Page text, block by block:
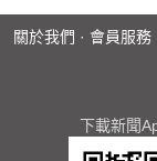
關於我們 · 會員服務
下載新聞